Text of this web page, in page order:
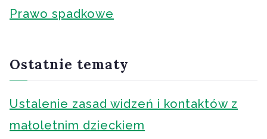
Prawo spadkowe
Ostatnie tematy
Ustalenie zasad widzeń i kontaktów z
małoletnim dzieckiem